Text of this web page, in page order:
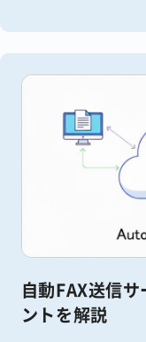
[&hellip;]
自動FAX送信
ントを解説